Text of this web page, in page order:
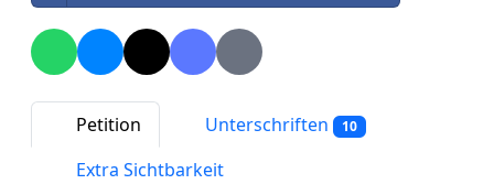
Petition Unterschriften 10
Extra Sichtbarkeit